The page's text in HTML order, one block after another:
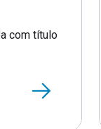
com título